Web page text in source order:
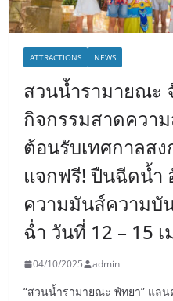
ATTRACTIONS NEWS
สวนน้ำรามายณะ
กิจกรรมสาดควา
ต้อนรับเทศกาลส
แจกฟรี! ปืนฉีดน้ำ
ความมันส์ความบั
ฉ่ำ วันที่ 12 – 15 เ
04/10/2025 admin
“สวนน้ำรามายณะ พัทยา” แลน